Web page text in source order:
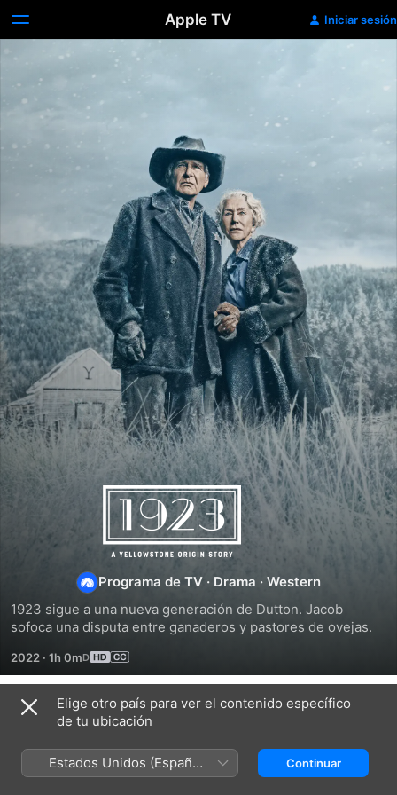
Apple TV Iniciar sesión
1923
Programa de TV · Drama · Western
1923 sigue a una nueva generación de Dutton. Jacob
sofoca una disputa entre ganaderos y pastores de ovejas.
2022 · 1h 0m
Temporada 1
Elige otro país para ver el contenido específico
de tu ubicación
Estados Unidos (Español
México)
Continuar